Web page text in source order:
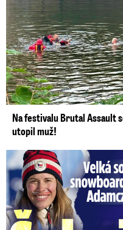
Na festivalu Brutal Assault
utopil muž!
Velká soupeřka